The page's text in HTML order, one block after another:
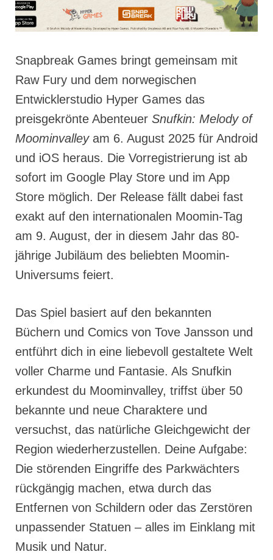
Snapbreak Games bringt gemeinsam mit
Raw Fury und dem norwegischen
Entwicklerstudio Hyper Games das
preisgekrönte Abenteuer Snufkin: Melody of
Moominvalleyam 6. August 2025 für Android
und iOS heraus. Die Vorregistrierung ist ab
sofort im Google Play Store und im App
Store möglich. Der Release fällt dabei fast
exakt auf den internationalen Moomin-Tag
am 9. August, der in diesem Jahr das 80-
jährige Jubiläum des beliebten Moomin-
Universums feiert.
Das Spiel basiert auf den bekannten
Büchern und Comics von Tove Jansson und
entführt dich in eine liebevoll gestaltete Welt
voller Charme und Fantasie. Als Snufkin
erkundest du Moominvalley, triffst über 50
bekannte und neue Charaktere und
versuchst, das natürliche Gleichgewicht der
Region wiederherzustellen. Deine Aufgabe:
Die störenden Eingriffe des Parkwächters
rückgängig machen, etwa durch das
Entfernen von Schildern oder das Zerstören
unpassender Statuen – alles im Einklang mit
Musik und Natur.